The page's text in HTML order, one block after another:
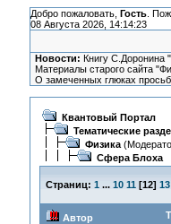
Добро пожаловать, Гость.
08 Августа 2026, 14:14:23
Новости: Книгу С.Доронина
Материалы старого сайта
О замеченных глюках
Квантовый Портал
Тематические
Физика
Сфера Блоха
Страниц: 1 ... 10 11 [12] 13
Автор